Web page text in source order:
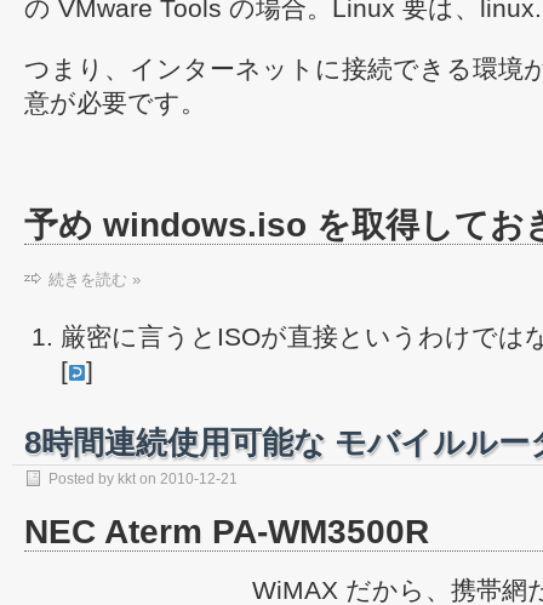
の VMware Tools の場合。Linux 要は、
つまり、インターネットに接続できる環境
意が必要です。
予め windows.iso を取得してお
続きを読む »
厳密に言うとISOが直接というわけでは
[
]
8時間連続使用可能な モバイルルー
Posted by kkt on 2010-12-21
NEC Aterm PA-WM3500R
WiMAX だから、携帯網